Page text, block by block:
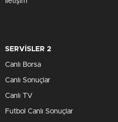
SERVİSLER 2
Canlı Borsa
Canlı Sonuçlar
Canlı TV
Futbol Canlı Sonuçlar